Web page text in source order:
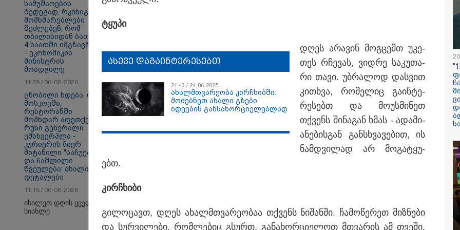
თბილისი - ანტალია
980.90 ლარიდან
თბილისი -
Faceამბები
10:58 / 06-08-2026
"დადგება დრო
დღევანდელი
საკუთარ
შეგარცხვენთ...
დანაშაულის
ეკა კუპატაძე
სამუშაოების
შედეგად, რკინიგზის
მომხმარებლები
შეძლებენ, რომ
თბილისიდან ბათუმში
4 საათში იმგზავრონ"
- ეკონომიკის
მინისტრის
მოადგილე
11:28 / 06-08-2026
ცნობილი ხდება, რომ
მოსკოვში,
რესტორანში
მომხდარ აფეთქებას
რუსი გენერალი
ემსხვერპლა -
კურიერის მიერ
მიტანილი "საჩუქარი"
და ჩაშლილი
წვეულება: ახალი
დეტალები
11:16 / 06-08-2026
იხილეთ დღის ყველა
სიახლე
ტყუ­პი
ასევე დაგაინტერესებთ
21:43 / 24-06-2025
ახალმთვარეობა კირჩხიბში:
მოძებნეთ ახალი გზები
იდეების განსახორციელებლად
დღეს არა­ვინ მოგ­ცემთ უკე­
თეს რჩე­ვას, ვიდ­რე სა­კუ­თა­
რი თავი. უბ­რა­ლოდ დას­ვით
კი­თხვა, რო­მე­ლიც გა­ინ­ტე­
რე­სებთ და მო­უს­მი­ნეთ
თქვენს ში­ნა­გან ხმას - ადა­მი­
ა­ნე­ბის­გან გან­სხვა­ვე­ბით, ის
ნამ­დვი­ლად არ მო­გა­ტყუ­
ებთ.
კირჩხი­ბი
გი­ლო­ცავთ, დღეს ახალმთვა­რე­ო­ბაა თქვენს ნი­შან­ში. ჩა­მო­წე­რეთ მიზ­ნე­ბი
და სურ­ვი­ლე­ბი, რომ­ლე­ბიც გსურთ, გა­ნა­ხორ­ცი­ე­ლოთ მთვა­რის ამ თვე­ში,